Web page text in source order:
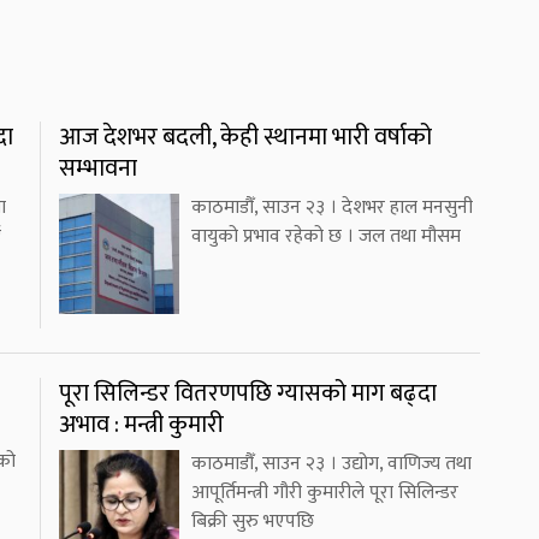
आज देशभर बदली, केही स्थानमा भारी वर्षाको
सम्भावना
काठमाडौँ, साउन २३ । देशभर हाल मनसुनी
वायुको प्रभाव रहेको छ । जल तथा मौसम
पूरा सिलिन्डर वितरणपछि ग्यासको माग बढ्दा
अभाव : मन्त्री कुमारी
काठमाडौँ, साउन २३ । उद्योग, वाणिज्य तथा
आपूर्तिमन्त्री गौरी कुमारीले पूरा सिलिन्डर
बिक्री सुरु भएपछि